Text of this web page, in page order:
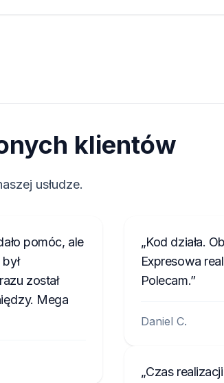
klientów
usłudze.
pomóc, ale
został
Mega
Kod działa.
Expresowa
Polecam.
Daniel C.
Czas